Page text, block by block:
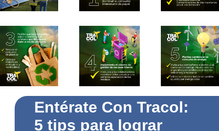
Entérate Con Tracol:
5 tips para lograr